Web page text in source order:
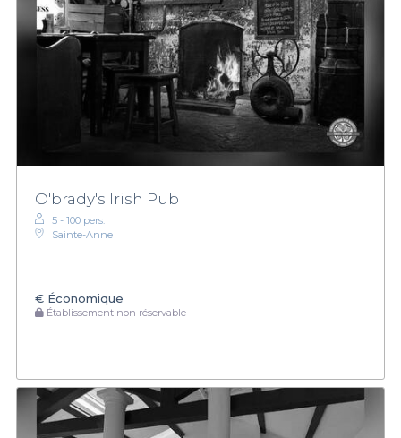
O'brady's Irish Pub
5 - 100 pers.
Sainte-Anne
€ Économique
Établissement non réservable